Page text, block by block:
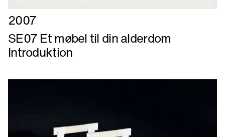
Læs
mere
om
SE07
2007
SE07 Et møbel til din alderdom
Introduktion